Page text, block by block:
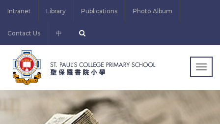
Intranet Library Publications Photo Album
Contact Us 中